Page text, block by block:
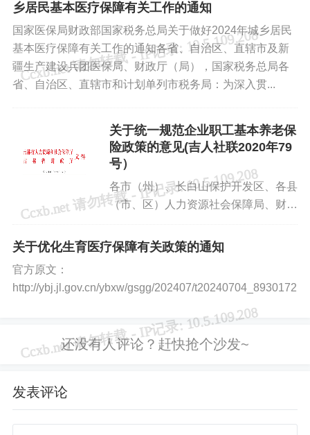
乡居民基本医疗保障有关工作的通知
国家医保局财政部国家税务总局关于做好2024年城乡居民
基本医疗保障有关工作的通知各省、自治区、直辖市及新
疆生产建设兵团医保局、财政厅（局），国家税务总局各
省、自治区、直辖市和计划单列市税务局：为深入贯...
关于统一规范企业职工基本养老保
险政策的意见(吉人社联2020年79
号）
各市（州）、长白山保护开发区、各县
（市、区）人力资源社会保障局、财政
区、各县（市、区）社会保险事业管理
关于优化生育医疗保障有关政策的通知
官方原文：
http://ybj.jl.gov.cn/ybxw/gsgg/202407/
发表评论